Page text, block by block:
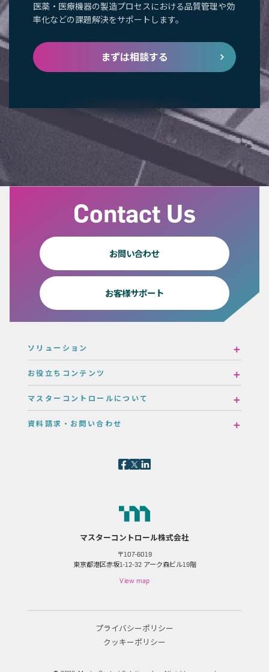
医薬・医療機器の製造プロセスにおける品質管理や効
率化などの課題解決をサポートします。
まずは相談する
Contact Us
お問い合わせ
お客様サポート
ソリューション
お役立ちコンテンツ
マスターコントロールについて
資料請求・お問い合わせ
マスターコントロール株式会社
〒107-6019
東京都港区赤坂1-12-32 アーク森ビル19階
View map
プライバシーポリシー
クッキーポリシー